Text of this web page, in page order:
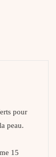
pour
peau.
15